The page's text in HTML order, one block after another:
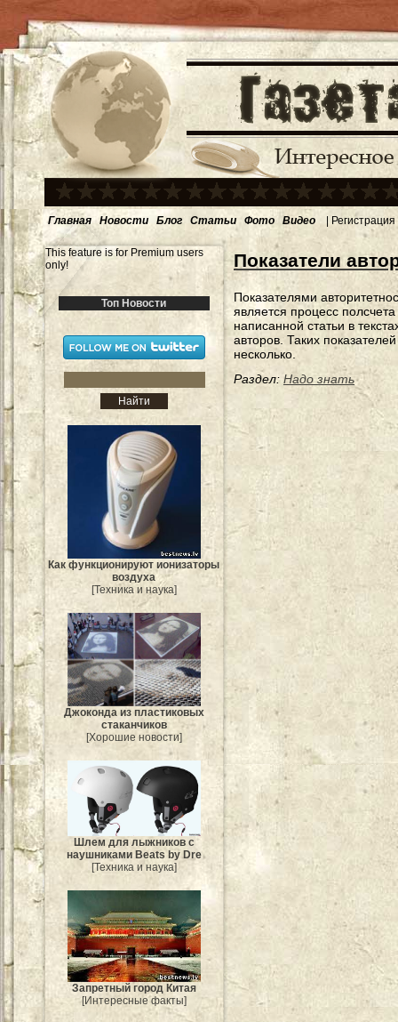
Главная Новости Блог Статьи Фото Видео | Регистрация
This feature is for Premium users
only!
Топ Новости
Как функционируют ионизаторы
воздуха
[Техника и наука]
Джоконда из пластиковых
стаканчиков
[Хорошие новости]
Шлем для лыжников с
наушниками Beats by Dre
[Техника и наука]
Запретный город Китая
[Интересные факты]
Показатели
Показателями
является процесс
написанной статьи в
авторов. Таких
несколько.
Раздел: Надо знать